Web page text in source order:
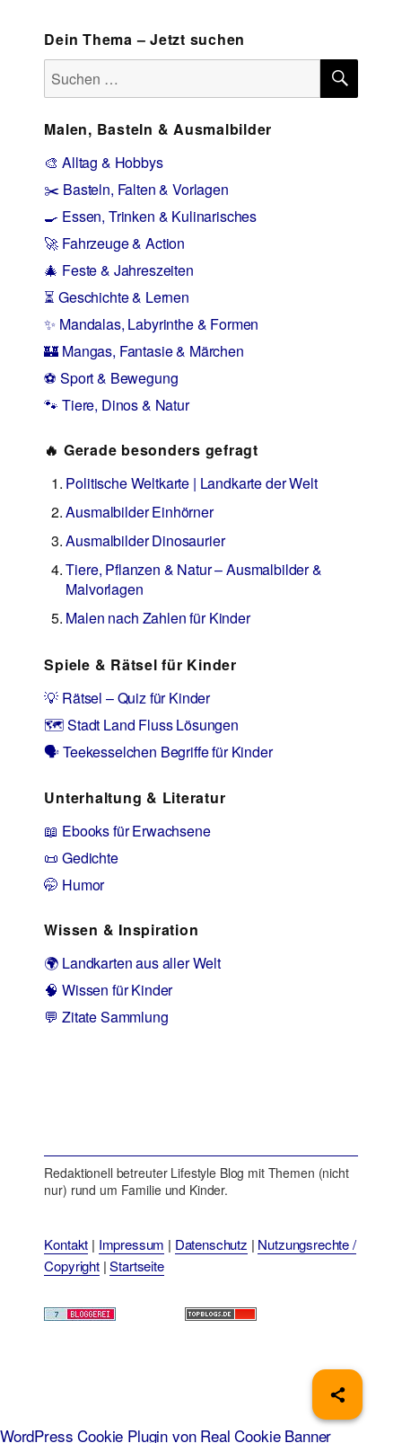
Dein Thema – Jetzt suchen
Suchen
nach:
Malen, Basteln & Ausmalbilder
🎨 Alltag & Hobbys
✂️ Basteln, Falten & Vorlagen
🍳 Essen, Trinken & Kulinarisches
🚀 Fahrzeuge & Action
🎄 Feste & Jahreszeiten
⏳ Geschichte & Lernen
✨ Mandalas, Labyrinthe & Formen
🏰 Mangas, Fantasie & Märchen
⚽ Sport & Bewegung
🐾 Tiere, Dinos & Natur
🔥 Gerade besonders gefragt
Politische Weltkarte | Landkarte der Welt
Ausmalbilder Einhörner
Ausmalbilder Dinosaurier
Tiere, Pflanzen & Natur – Ausmalbilder &
Malvorlagen
Malen nach Zahlen für Kinder
Spiele & Rätsel für Kinder
💡 Rätsel – Quiz für Kinder
🗺️ Stadt Land Fluss Lösungen
🗣️ Teekesselchen Begriffe für Kinder
Unterhaltung & Literatur
📖 Ebooks für Erwachsene
📜 Gedichte
🤭 Humor
Wissen & Inspiration
🌍 Landkarten aus aller Welt
🧠 Wissen für Kinder
💬 Zitate Sammlung
Redaktionell betreuter Lifestyle Blog mit Themen (nicht
nur) rund um Familie und Kinder.
Kontakt | Impressum | Datenschutz | Nutzungsrechte /
Copyright|Startseite
WordPress Cookie Plugin von Real Cookie Banner